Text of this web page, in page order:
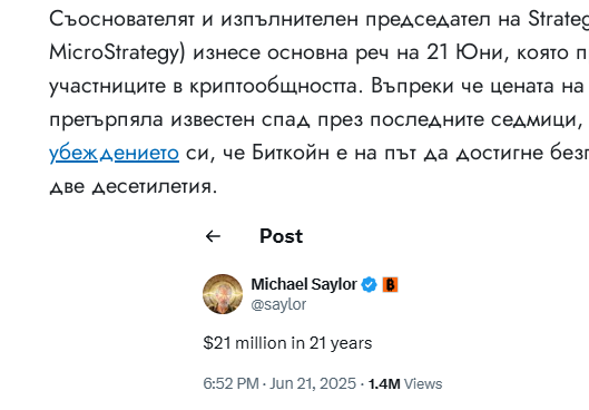
Съоснователят и изпълнителен председател на
MicroStrategy) изнесе основна реч на 21 Юни, която
участниците в криптообщността. Въпреки че цената
претърпяла известен спад през последните
убеждението си, че Биткойн е на път да достигне
две десетилетия.